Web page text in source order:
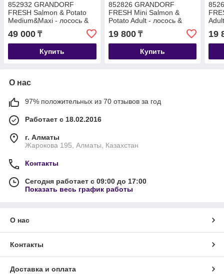
852932 GRANDORF
FRESH Salmon & Potato
Medium&Maxi - лосось &
батат для средних,
крупных собак уп. 10 кг
49 000 ₸
Купить
852826 GRANDORF
FRESH Mini Salmon &
Potato Adult - лосось &
батат для мини пород уп.
3 кг
19 800₸
Купить
уп.
19
О нас
97% положительных из 70 отзывов за год
Работает с 18.02.2016
г. Алматы
Жарокова 195, Алматы, Казахстан
Контакты
Сегодня работает с 09:00 до 17:00
Показать весь график работы
О нас
Контакты
Доставка и оплата